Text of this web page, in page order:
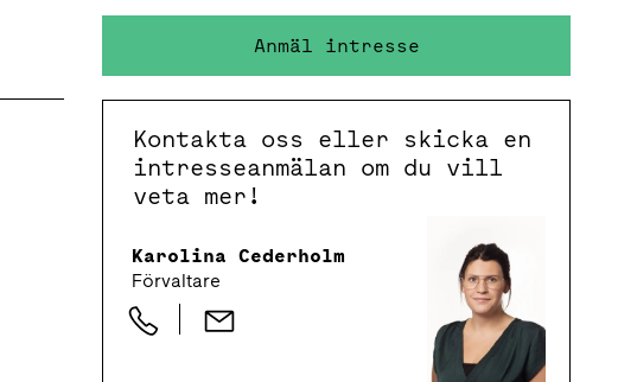
Anmäl intresse
Kontakta oss eller skicka en
intresseanmälan om du vill
veta mer!
Karolina Cederholm
Förvaltare